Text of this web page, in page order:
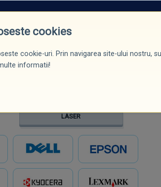
Marcă imprimantă
LASER
cookies
cookie-uri. Prin navigarea site-ului nostru,
informatii!